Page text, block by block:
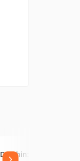
Dolphin: Text Sizer